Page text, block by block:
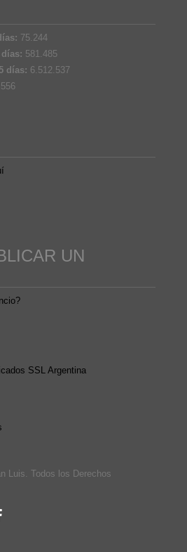
75.244
581.485
días: 6.512.537
UN
SSL Argentina
Luis. Todos los Derechos